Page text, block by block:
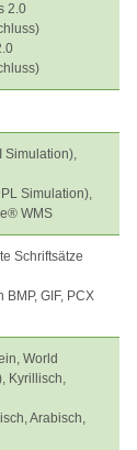
2.0
Simulation),
Simulation),
WMS
Schriftsätze
GIF, PCX
World
Kyrillisch,
Arabisch,